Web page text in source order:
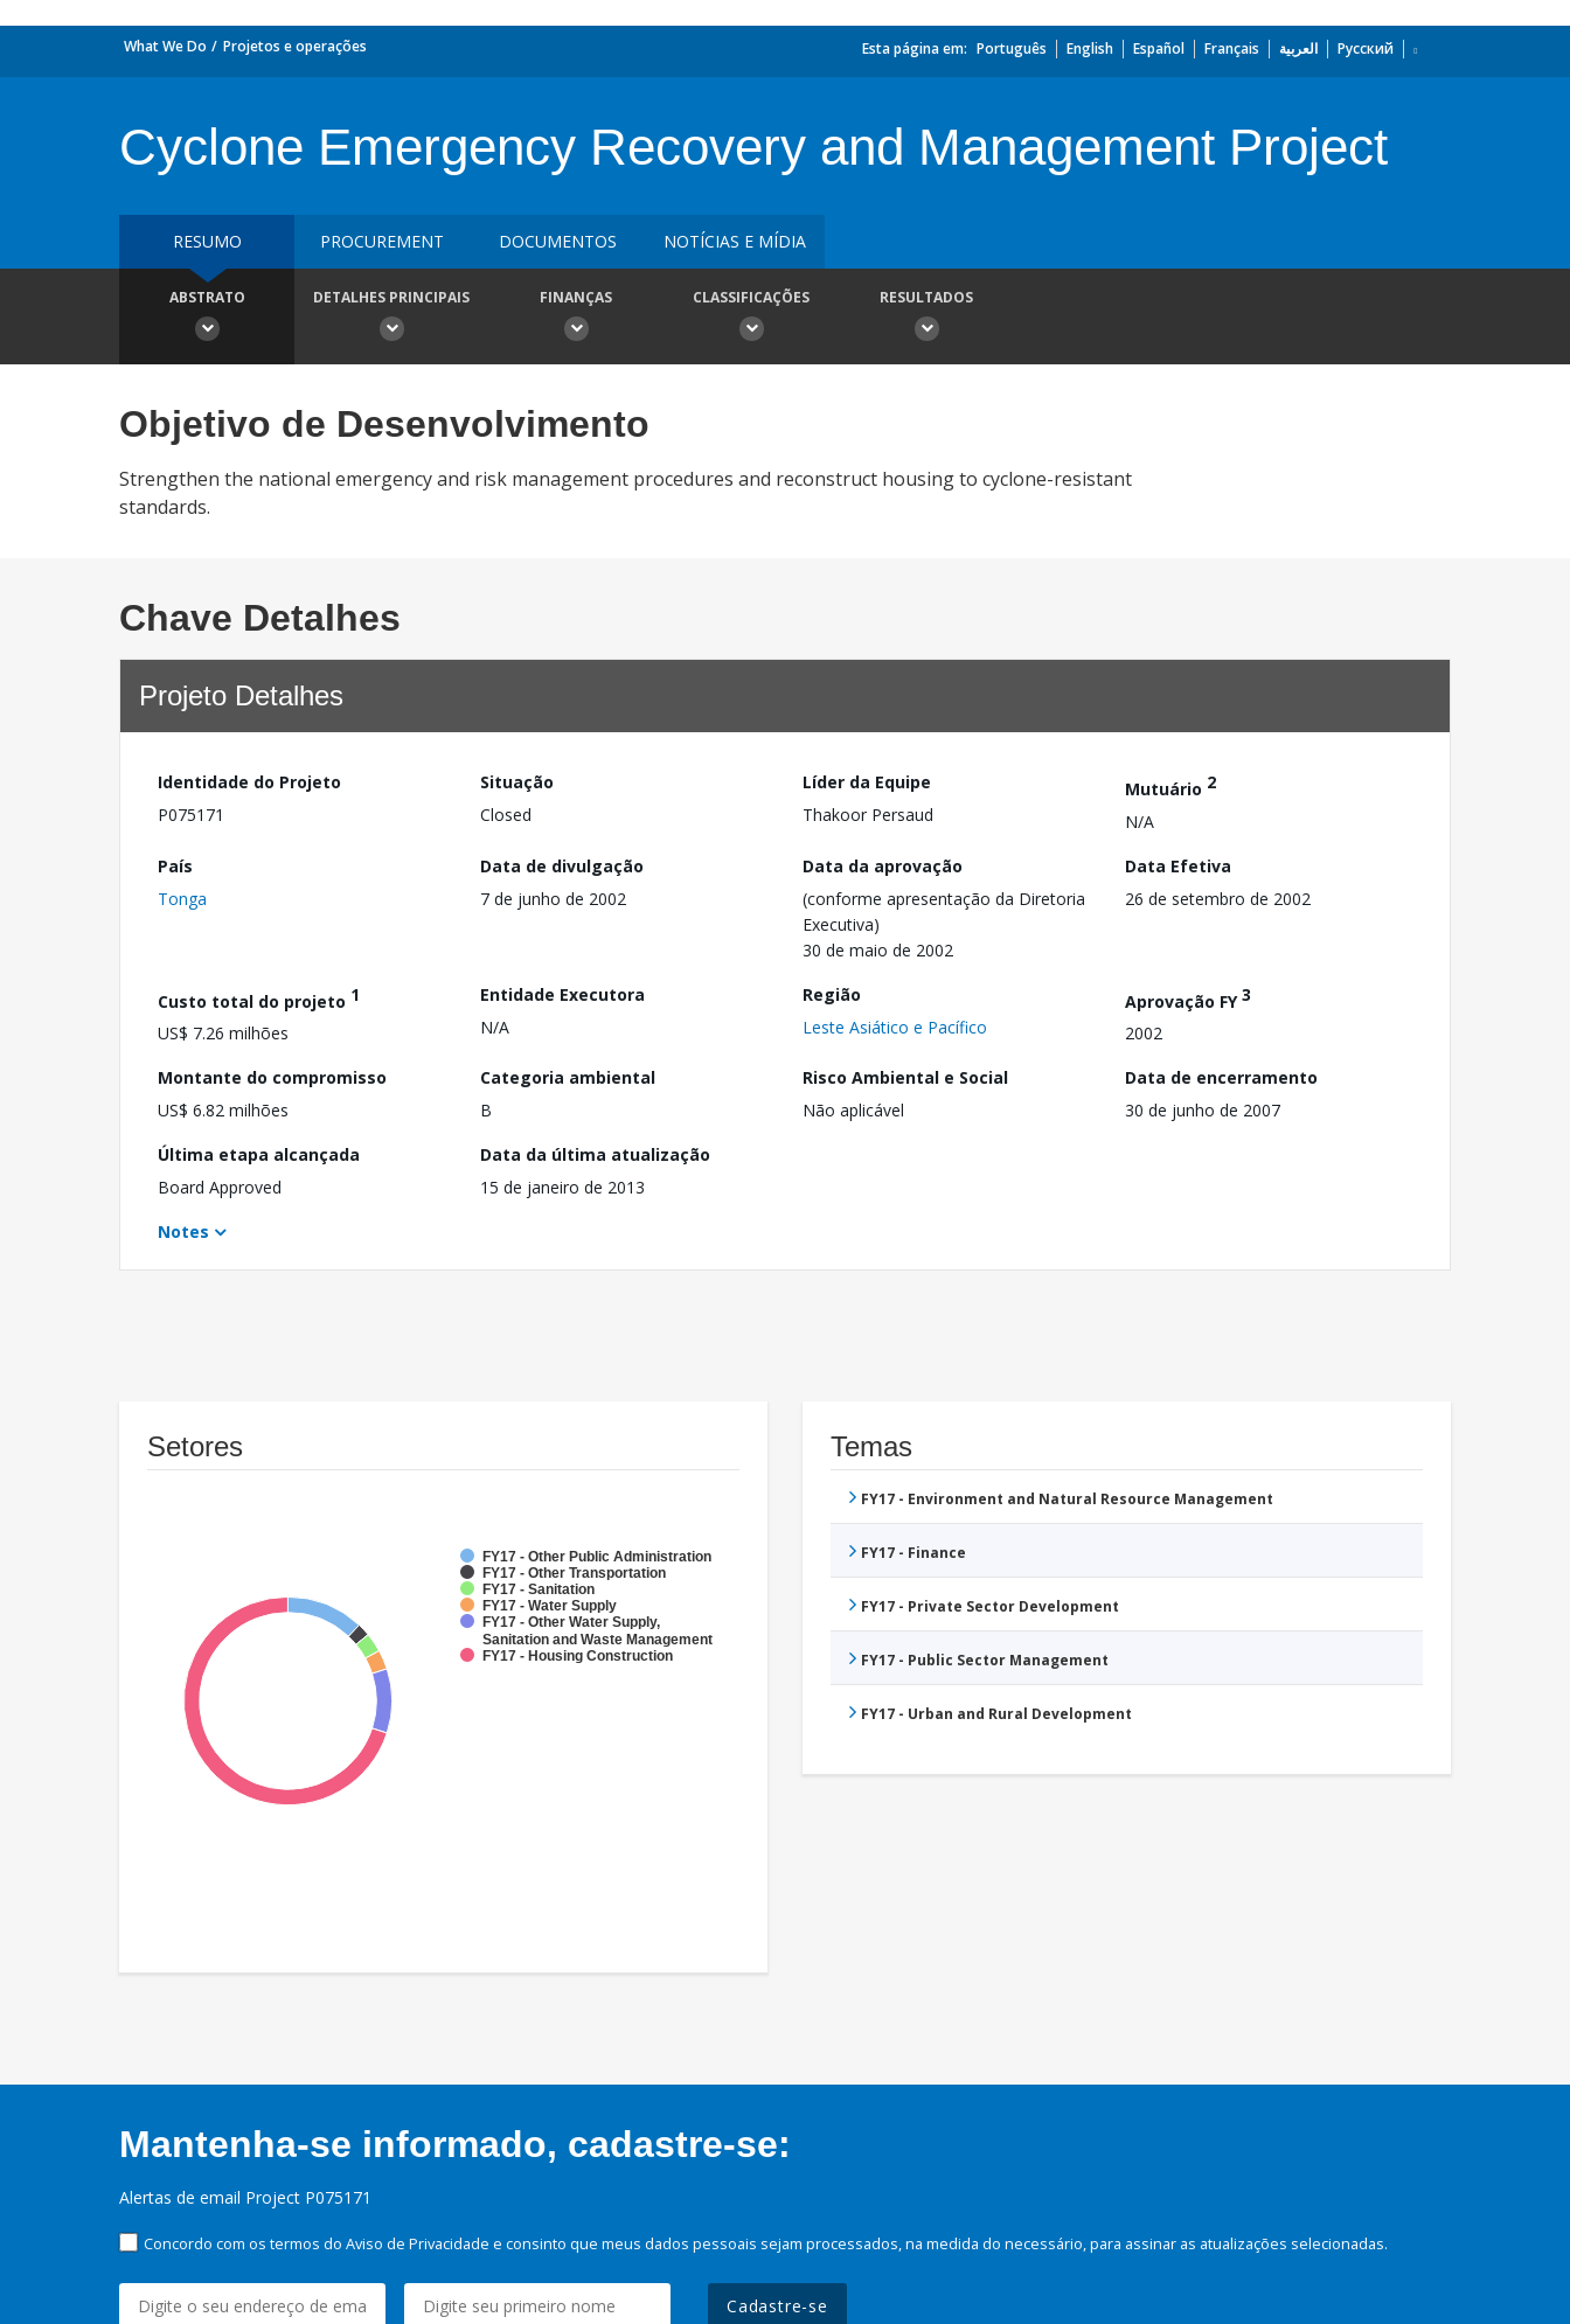
What We Do Projetos e operações Esta página em: Português English Español Français العربية Русский
Cyclone Emergency Recovery and Management Project
RESUMO PROCUREMENT DOCUMENTOS NOTÍCIAS E MÍDIA
ABSTRATO DETALHES PRINCIPAIS FINANÇAS CLASSIFICAÇÕES RESULTADOS
Objetivo de Desenvolvimento
Strengthen the national emergency and risk management procedures and reconstruct housing to cyclone-resistant
standards.
Chave Detalhes
Projeto Detalhes
Identidade do Projeto
P075171
Situação
Closed
Líder da Equipe
Thakoor Persaud
Mutuário 2
N/A
País
Tonga
Data de divulgação
7 de junho de 2002
Data da aprovação
(conforme apresentação da Diretoria
Executiva)
30 de maio de 2002
Data Efetiva
26 de setembro de 2002
Custo total do projeto 1
US$ 7.26 milhões
Entidade Executora
N/A
Região
Leste Asiático e Pacífico
Aprovação FY3
2002
Montante do compromisso
US$ 6.82 milhões
Categoria ambiental
B
Risco Ambiental e Social
Não aplicável
Data de encerramento
30 de junho de 2007
Última etapa alcançada
Board Approved
Data da última atualização
15 de janeiro de 2013
Notes
Setores
FY17 - Other Public Administration
FY17 - Other Transportation
FY17 - Sanitation
FY17 - Water Supply
FY17 - Other Water Supply,
Sanitation and Waste Management
FY17 - Housing Construction
Temas
FY17 - Environment and Natural Resource Management
FY17 - Finance
FY17 - Private Sector Development
FY17 - Public Sector Management
FY17 - Urban and Rural Development
Mantenha-se informado, cadastre-se:
Alertas de email Project P075171
Concordo com os termos do Aviso de Privacidade e consinto que meus dados pessoais sejam processados, na medida do necessário, para assinar as atualizações selecionadas.
Cadastre-se